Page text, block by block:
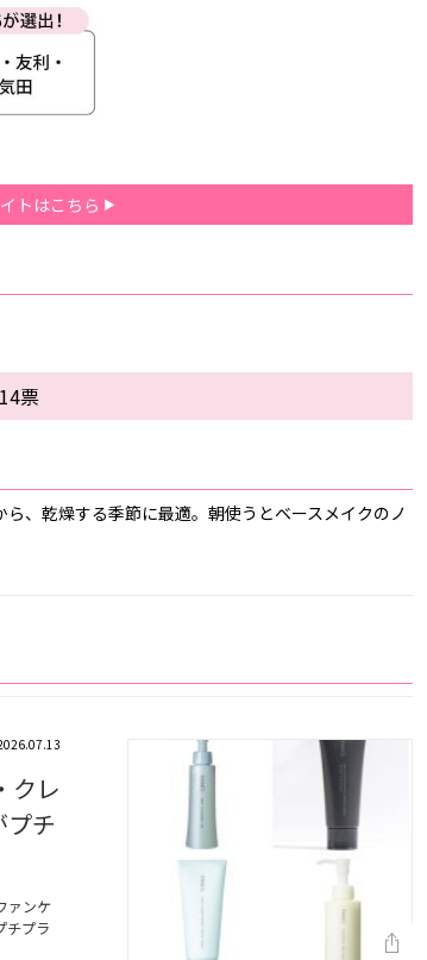
トはこちら
票
、乾燥する季節に最適。朝使うとベースメイクのノ
クレ
プチ
ァンケ
チプラ